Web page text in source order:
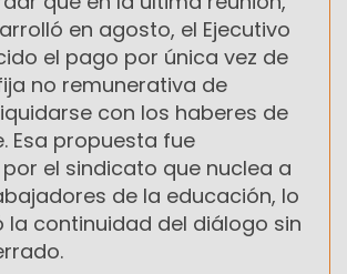
en agosto, el Ejecutivo
el pago por única vez de
no remunerativa de
con los haberes de
Esa propuesta fue
el sindicato que nuclea a
de la educación, lo
la continuidad del diálogo sin